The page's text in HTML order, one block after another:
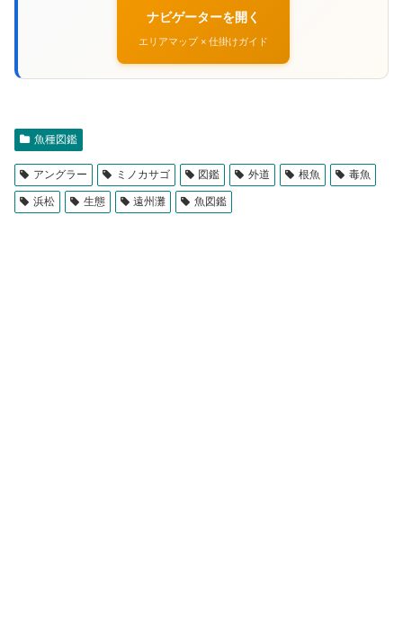
ナビゲーターを開く
エリアマップ × 仕掛けガイド
魚種図鑑
アングラー ミノカサゴ 図鑑 外道 根魚 毒魚
浜松 生態 遠州灘 魚図鑑